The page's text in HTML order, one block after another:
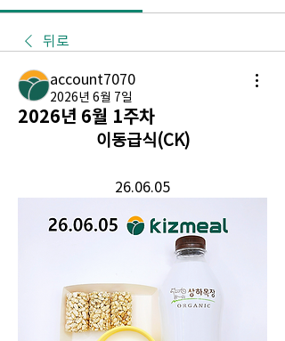
뒤로
account7070
2026년 6월 7일
2026년 6월 1주차
이동급식(CK)
26.06.05